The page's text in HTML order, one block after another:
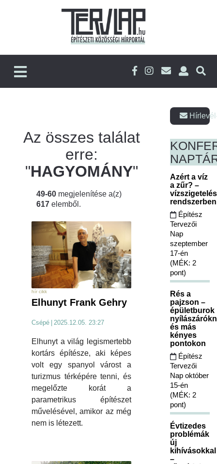
Az összes találat
erre:
"HAGYOMÁNY"
49-60 megjelenítése a(z)
617 elemből.
hír cikk
Elhunyt Frank Gehry
Csépé | 2025.12.05. 23:27
Elhunyt a világ legismertebb
kortárs építésze, aki képes
volt egy spanyol várost a
turizmus térképére tenni, és
megelőzte korát a
parametrikus építészet
művelésével, amikor az még
nem is létezett.
Azért a víz
a zűr? –
Építész
Tervezői
Nap
szeptember
17-én
(MÉK: 2
pont)
Rés a
pajzson –
épületburok
és más
kényes
pontokon
Építész
Tervezői
Nap október
15-én
(MÉK: 2
pont)
Évtizedes
problémák
új
kihívásokkal
–